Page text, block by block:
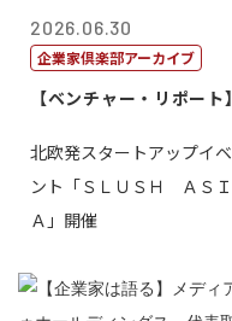
2026.06.30
企業家倶楽部アーカイブ
【ベンチャー・リポート】
北欧発スタートアップイベ
ント「ＳＬＵＳＨ ＡＳＩ
Ａ」開催